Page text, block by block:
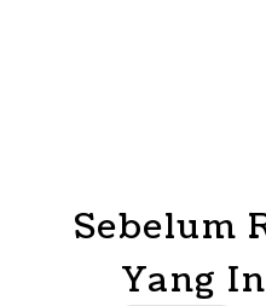
Sebelum
Yang